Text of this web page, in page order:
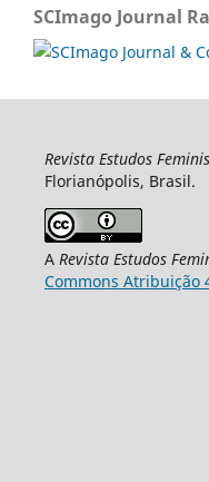
SCImago Journal
Revista Estudos
Florianópolis, Brasil.
A Revista Estudos
Commons Atribuição